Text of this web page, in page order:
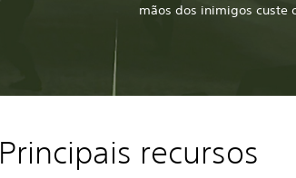
mãos dos inimigos custe
Principais recursos